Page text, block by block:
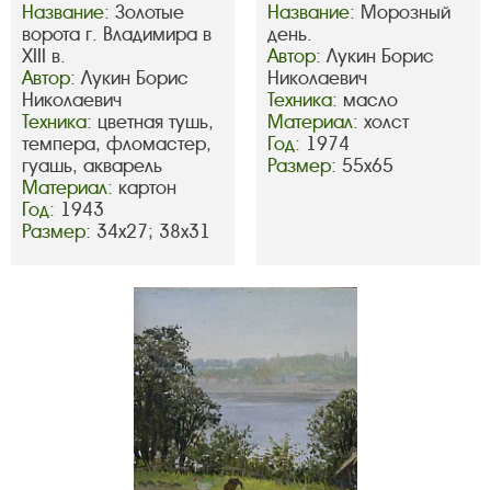
Название: Золотые
ворота г. Владимира в
XIII в.
Автор: Лукин Борис
Николаевич
Техника: цветная тушь,
темпера, фломастер,
гуашь, акварель
Материал: картон
Год: 1943
Размер: 34х27; 38х31
Название: Морозный
день.
Автор: Лукин Борис
Николаевич
Техника: масло
Материал: холст
Год: 1974
Размер: 55х65